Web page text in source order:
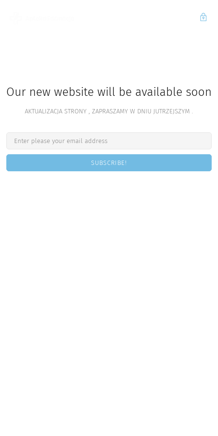
Our new website will be available soon
AKTUALIZACJA STRONY , ZAPRASZAMY W DNIU JUTRZEJSZYM .
SUBSCRIBE!